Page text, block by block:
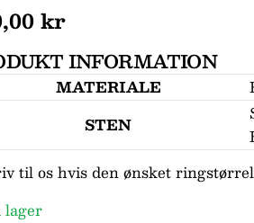
kr
INFORMATION
MATERIALE
STEN
til os hvis den ønsket
lager
Dit
navn
email
telefon